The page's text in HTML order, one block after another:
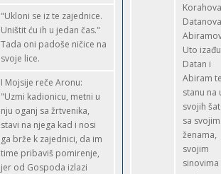
"Ukloni se iz te zajednice.
Uništit ću ih u jedan čas."
Tada oni padoše ničice na
svoje lice.
I Mojsije reče Aronu:
"Uzmi kadionicu, metni u
nju oganj sa žrtvenika,
stavi na njega kad i nosi
ga brže k zajednici, da im
time pribaviš pomirenje,
jer od Gospoda izlazi
Uto izađu
Datan i
Abiram
stanu na
svojih
sa svojim
ženama,
svojim
sinovima